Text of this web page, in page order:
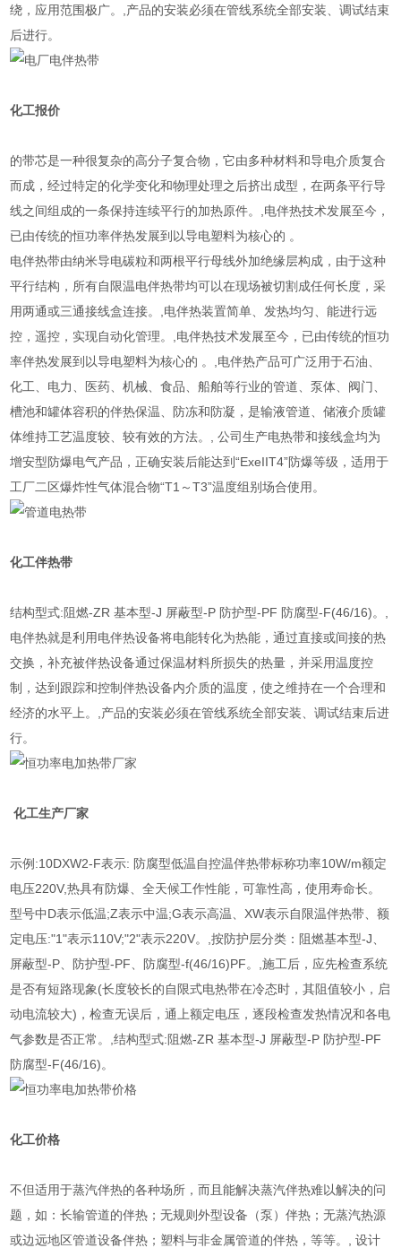
绕，应用范围极广。,产品的安装必须在管线系统全部安装、调试结束
后进行。
化工报价
的带芯是一种很复杂的高分子复合物，它由多种材料和导电介质复合
而成，经过特定的化学变化和物理处理之后挤出成型，在两条平行导
线之间组成的一条保持连续平行的加热原件。,电伴热技术发展至今，
已由传统的恒功率伴热发展到以导电塑料为核心的 。
电伴热带由纳米导电碳粒和两根平行母线外加绝缘层构成，由于这种
平行结构，所有自限温电伴热带均可以在现场被切割成任何长度，采
用两通或三通接线盒连接。,电伴热装置简单、发热均匀、能进行远
控，遥控，实现自动化管理。,电伴热技术发展至今，已由传统的恒功
率伴热发展到以导电塑料为核心的 。,电伴热产品可广泛用于石油、
化工、电力、医药、机械、食品、船舶等行业的管道、泵体、阀门、
槽池和罐体容积的伴热保温、防冻和防凝，是输液管道、储液介质罐
体维持工艺温度较、较有效的方法。, 公司生产电热带和接线盒均为
增安型防爆电气产品，正确安装后能达到“ExeIIT4”防爆等级，适用于
工厂二区爆炸性气体混合物“T1～T3”温度组别场合使用。
化工伴热带
结构型式:阻燃-ZR 基本型-J 屏蔽型-P 防护型-PF 防腐型-F(46/16)。,
电伴热就是利用电伴热设备将电能转化为热能，通过直接或间接的热
交换，补充被伴热设备通过保温材料所损失的热量，并采用温度控
制，达到跟踪和控制伴热设备内介质的温度，使之维持在一个合理和
经济的水平上。,产品的安装必须在管线系统全部安装、调试结束后进
行。
化工生产厂家
示例:10DXW2-F表示: 防腐型低温自控温伴热带标称功率10W/m额定
电压220V,热具有防爆、全天候工作性能，可靠性高，使用寿命长。
型号中D表示低温;Z表示中温;G表示高温、XW表示自限温伴热带、额
定电压:"1"表示110V;"2"表示220V。,按防护层分类：阻燃基本型-J、
屏蔽型-P、防护型-PF、防腐型-f(46/16)PF。,施工后，应先检查系统
是否有短路现象(长度较长的自限式电热带在冷态时，其阻值较小，启
动电流较大)，检查无误后，通上额定电压，逐段检查发热情况和各电
气参数是否正常。,结构型式:阻燃-ZR 基本型-J 屏蔽型-P 防护型-PF
防腐型-F(46/16)。
化工价格
不但适用于蒸汽伴热的各种场所，而且能解决蒸汽伴热难以解决的问
题，如：长输管道的伴热；无规则外型设备（泵）伴热；无蒸汽热源
或边远地区管道设备伴热；塑料与非金属管道的伴热，等等。, 设计